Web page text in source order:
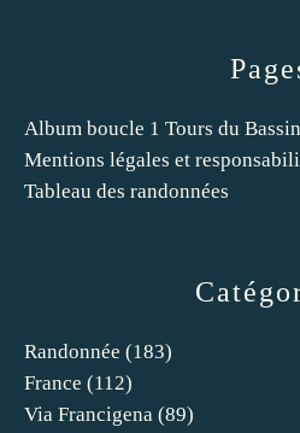
Randonnée (183)
France (112)
Via Francigena (89)
Album boucle 1 Tours du
Mentions légales et
Tableau des randonnées